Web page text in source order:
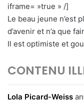
iframe= »true » /]
Le beau jeune n’est
d’avenir et n’a que
Il est optimiste et
CONTENU
Lola Picard-Weiss